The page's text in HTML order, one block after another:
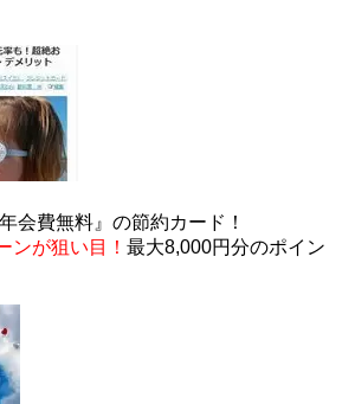
ネット銀行のデビットカードPoint＋で最大
！V NEOバンクデビットとどっちが良い？
どまとめ
ンバーカードの点字っている？デメリット3
会費無料』の節約カード！
ンが狙い目！ 最大8,000円分のポイン